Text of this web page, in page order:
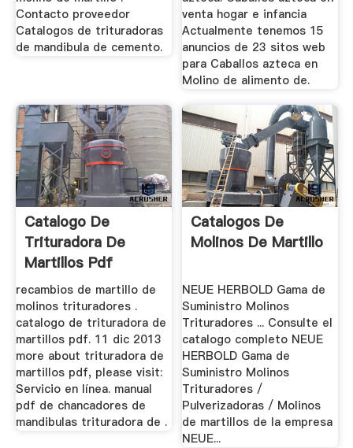
Contacto proveedor
Catalogos de trituradoras
de mandibula de cemento.
venta hogar e infancia
Actualmente tenemos 15
anuncios de 23 sitos web
para Caballos azteca en
Molino de alimento de.
Catalogo De
Trituradora De
Martillos Pdf
recambios de martillo de
molinos trituradores .
catalogo de trituradora de
martillos pdf. 11 dic 2013
more about trituradora de
martillos pdf, please visit:
Servicio en línea. manual
pdf de chancadores de
mandibulas trituradora de .
Catalogos De
Molinos De Martillo
NEUE HERBOLD Gama de
Suministro Molinos
Trituradores ... Consulte el
catalogo completo NEUE
HERBOLD Gama de
Suministro Molinos
Trituradores /
Pulverizadoras / Molinos
de martillos de la empresa
NEUE...